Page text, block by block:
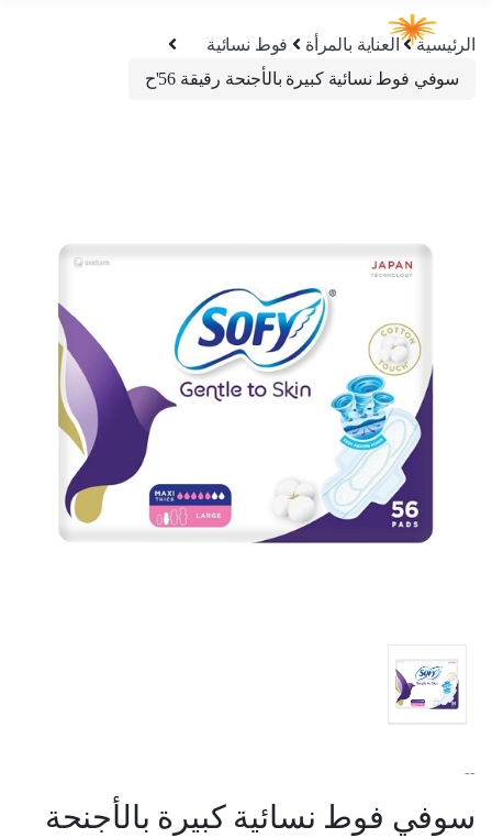
الرئيسية العناية بالمرأة
فوط نسائية
سوفي فوط نسائية كبيرة بالأجنحة رقيقة 56'ح
--
سوفي فوط نسائية كبيرة بالأجنحة